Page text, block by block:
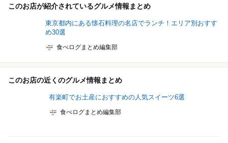
このお店が紹介されているグルメ情報まとめ
東京都内にある懐石料理の名店でランチ！エリア別おすす
め30選
食べログまとめ編集部
このお店の近くのグルメ情報まとめ
有楽町でお土産におすすめの人気スイーツ6選
食べログまとめ編集部